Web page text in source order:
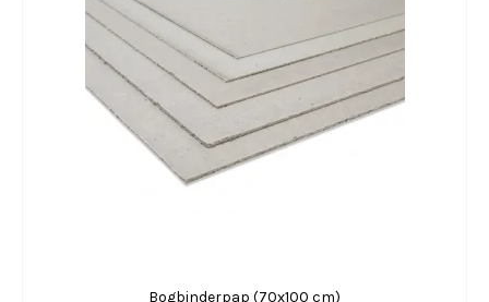
Bogbinderpap (70x100 cm)